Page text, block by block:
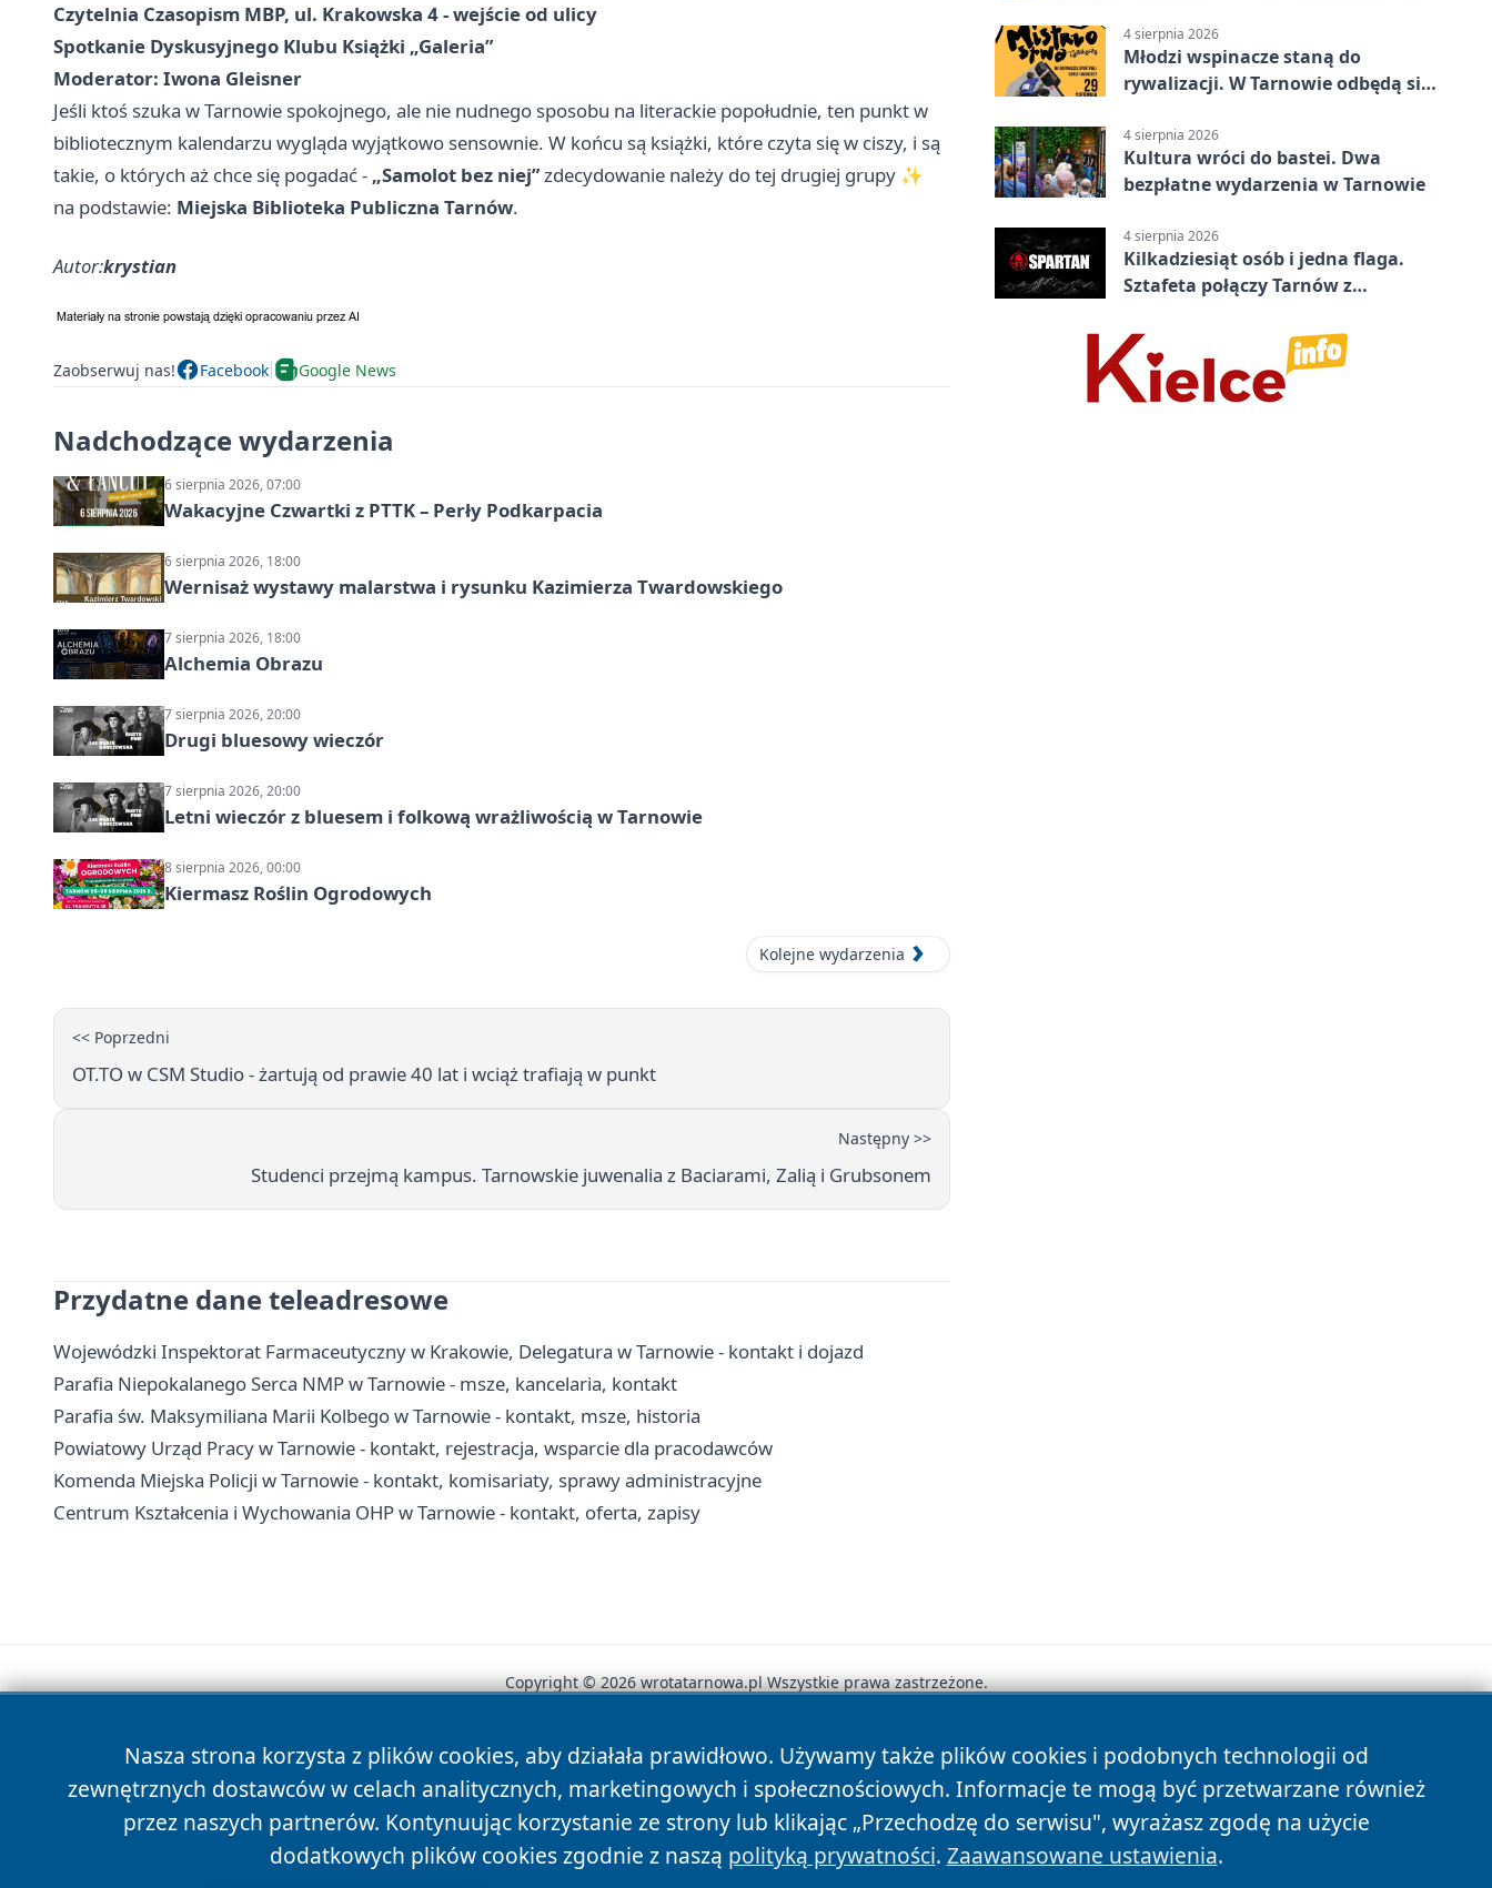
Czytelnia Czasopism MBP, ul. Krakowska 4 - wejście od ulicy
Spotkanie Dyskusyjnego Klubu Książki „Galeria”
Moderator: Iwona Gleisner
Jeśli ktoś szuka w Tarnowie spokojnego, ale nie nudnego sposobu na literackie popołudnie, ten punkt w
bibliotecznym kalendarzu wygląda wyjątkowo sensownie. W końcu są książki, które czyta się w ciszy, i są
takie, o których aż chce się pogadać - „Samolot bez niej”zdecydowanie należy do tej drugiej grupy ✨
na podstawie: Miejska Biblioteka Publiczna Tarnów.
Autor:krystian
Zaobserwuj nas! Facebook Google News
Nadchodzące wydarzenia
6 sierpnia 2026, 07:00
Wakacyjne Czwartki z PTTK – Perły Podkarpacia
6 sierpnia 2026, 18:00
Wernisaż wystawy malarstwa i rysunku Kazimierza Twardowskiego
7 sierpnia 2026, 18:00
Alchemia Obrazu
7 sierpnia 2026, 20:00
Drugi bluesowy wieczór
7 sierpnia 2026, 20:00
Letni wieczór z bluesem i folkową wrażliwością w Tarnowie
8 sierpnia 2026, 00:00
Kiermasz Roślin Ogrodowych
Kolejne wydarzenia
<< Poprzedni
OT.TO w CSM Studio - żartują od prawie 40 lat i wciąż trafiają w punkt
Następny >>
Studenci przejmą kampus. Tarnowskie juwenalia z Baciarami, Zalią i Grubsonem
Przydatne dane teleadresowe
Wojewódzki Inspektorat Farmaceutyczny w Krakowie, Delegatura w Tarnowie - kontakt i dojazd
Parafia Niepokalanego Serca NMP w Tarnowie - msze, kancelaria, kontakt
Parafia św. Maksymiliana Marii Kolbego w Tarnowie - kontakt, msze, historia
Powiatowy Urząd Pracy w Tarnowie - kontakt, rejestracja, wsparcie dla pracodawców
Komenda Miejska Policji w Tarnowie - kontakt, komisariaty, sprawy administracyjne
Centrum Kształcenia i Wychowania OHP w Tarnowie - kontakt, oferta, zapisy
4 sierpnia 2026
Młodzi wspinacze staną do
rywalizacji. W Tarnowie odbędą się
4 sierpnia 2026
Kultura wróci do bastei. Dwa
bezpłatne wydarzenia w Tarnowie
4 sierpnia 2026
Kilkadziesiąt osób i jedna flaga.
Sztafeta połączy Tarnów z
Nasza strona korzysta z plików cookies, aby działała prawidłowo. Używamy także plików cookies i podobnych technologii od
zewnętrznych dostawców w celach analitycznych, marketingowych i społecznościowych. Informacje te mogą być przetwarzane również
przez naszych partnerów. Kontynuując korzystanie ze strony lub klikając „Przechodzę do serwisu", wyrażasz zgodę na użycie
dodatkowych plików cookies zgodnie z naszą polityką prywatności. Zaawansowane ustawienia.
Copyright © 2026 wrotatarnowa.pl Wszystkie prawa zastrzeżone.
News Autorzy Polityka Prywatności Polityka Cookies